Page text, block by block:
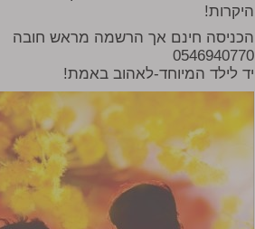
היקרות!
הכניסה חינם אך הרשמה מראש חובה
0546940770
יד לילד המיוחד-לאהוב באמת!